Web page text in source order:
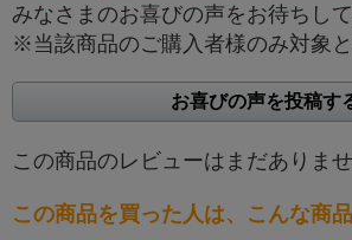
みなさまのお喜びの声をお待ちし
※当該商品のご購入者様のみ対象と
お喜びの声を投稿す
この商品のレビューはまだありませ
この商品を買った人は、こんな商